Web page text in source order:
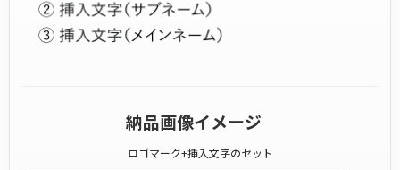
納品画像イメージ
ロゴマーク+挿入文字のセット